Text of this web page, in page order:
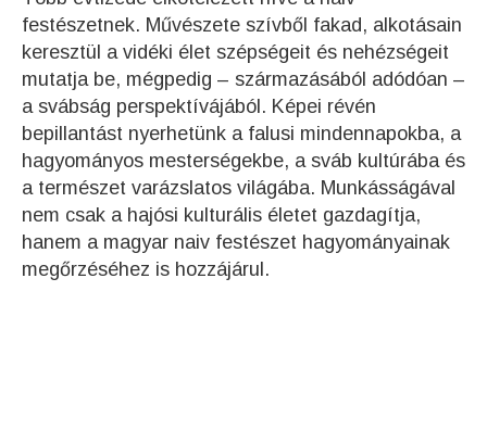
festészetnek. Művészete szívből fakad, alkotásain
keresztül a vidéki élet szépségeit és nehézségeit
mutatja be, mégpedig – származásából adódóan –
a svábság perspektívájából. Képei révén
bepillantást nyerhetünk a falusi mindennapokba, a
hagyományos mesterségekbe, a sváb kultúrába és
a természet varázslatos világába. Munkásságával
nem csak a hajósi kulturális életet gazdagítja,
hanem a magyar naiv festészet hagyományainak
megőrzéséhez is hozzájárul.